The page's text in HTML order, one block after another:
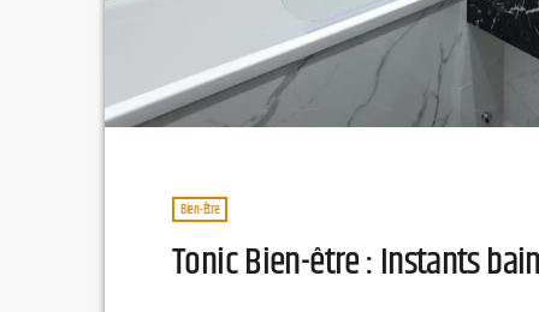
Bien-Être
Tonic Bien-être : Instants